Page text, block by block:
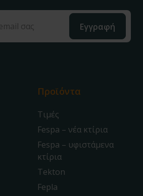
Προϊόντα
Τιμές
Fespa – νέα κτίρια
Fespa – υφιστάμενα
κτίρια
Tekton
Fepla